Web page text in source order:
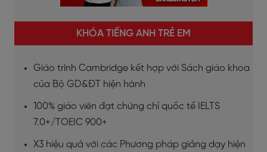
KHÓA TIẾNG ANH TRẺ EM
Giáo trình Cambridge kết hợp với Sách giáo khoa
của Bộ GD&ĐT hiện hành
100% giáo viên đạt chứng chỉ quốc tế IELTS
7.0+/TOEIC 900+
X3 hiệu quả với các Phương pháp giảng dạy hiện